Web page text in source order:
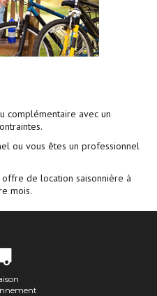
complémentaire avec un
ou vous êtes un professionnel
offre de location saisonnière à
mois.